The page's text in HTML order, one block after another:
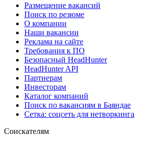
Размещение вакансий
Поиск по резюме
О компании
Наши вакансии
Реклама на сайте
Требования к ПО
Безопасный HeadHunter
HeadHunter API
Партнерам
Инвесторам
Каталог компаний
Поиск по вакансиям в Баяндае
Сетка: соцсеть для нетворкинга
Соискателям